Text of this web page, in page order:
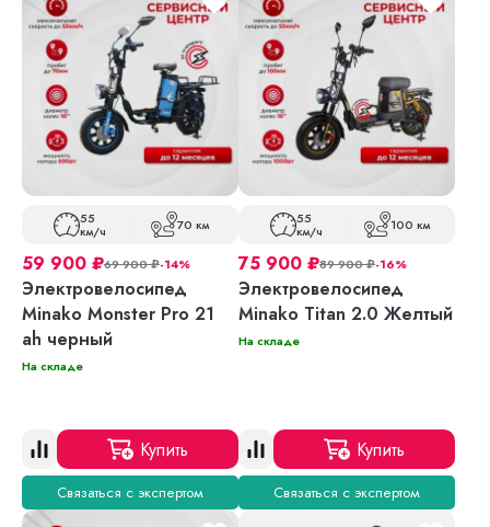
55
км/ч 70 км
59 900 ₽69 900₽-14%
Электровелосипед
Minako Monster Pro 21
ah черный
На складе
Купить
Связаться с экспертом
55
км/ч 100 км
75 900 ₽89 900₽-16%
Электровелосипед
Minako Titan 2.0 Желтый
На складе
Купить
Связаться с экспертом